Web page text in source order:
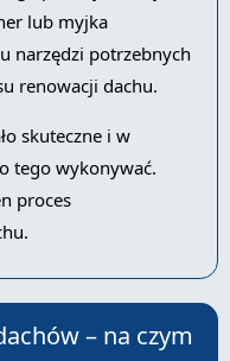
lub myjka
narzędzi potrzebnych
renowacji dachu.
skuteczne i w
tego wykonywać.
proces
– na czym